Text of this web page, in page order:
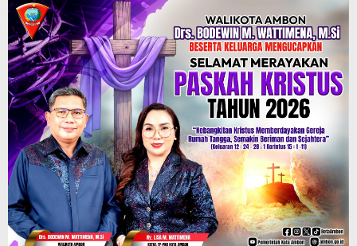
Tanimbar
Juara
Lomba
Diberi
Hadiah
di
Upacara
HUT
Provinsi
Maluku